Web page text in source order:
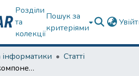
Розділи
та
колекції
Пошук за
критеріями
Статті
Обґрунтування компонентів методичної системи навчання комп'ютерних технологій опрацювання звукової інформації учнів старшої школи на уроках інформатики